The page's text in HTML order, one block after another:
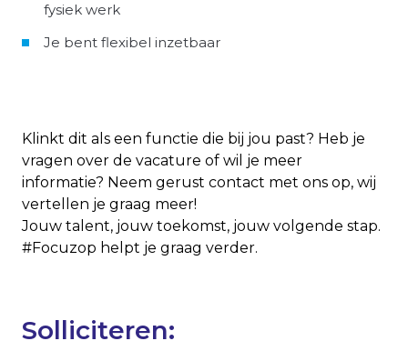
fysiek werk
Je bent flexibel inzetbaar
Klinkt dit als een functie die bij jou past? Heb je
vragen over de vacature of wil je meer
informatie? Neem gerust contact met ons op, wij
vertellen je graag meer!
Jouw talent, jouw toekomst, jouw volgende stap.
#Focuzop helpt je graag verder.
Solliciteren: